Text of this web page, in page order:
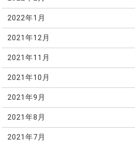
2022年1月
2021年12月
2021年11月
2021年10月
2021年9月
2021年8月
2021年7月